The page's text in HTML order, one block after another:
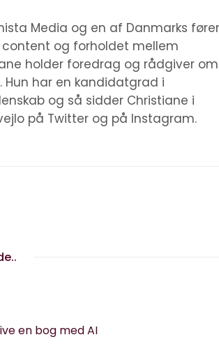
Media og en af Danmarks
og forholdet mellem
holder foredrag og rådgiver om
har en kandidatgrad i
og så sidder Christiane i
på Twitter og på Instagram.
en bog med AI